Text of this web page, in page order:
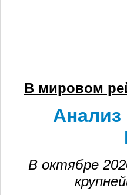
В мировом
Анализ
В октябре